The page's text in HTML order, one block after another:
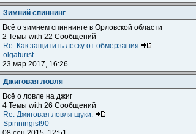
Зимний спиннинг
Всё о зимнем спиннинге в Орловской области
2 Темы with 22 Сообщений
Re: Как защитить леску от обмерзания
olgaturist
23 мар 2017, 16:26
Джиговая ловля
Всё о ловле на джиг
4 Темы with 26 Сообщений
Re: Джиговая ловля щуки.
Spinningist90